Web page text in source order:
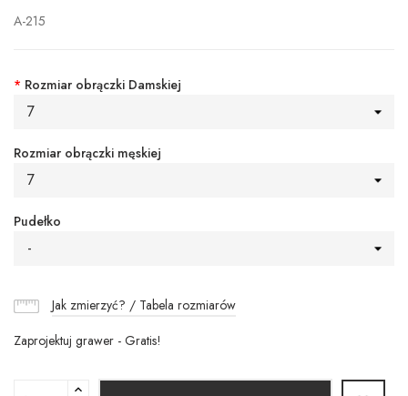
A-215
* Rozmiar obrączki Damskiej
7
Rozmiar obrączki męskiej
7
Pudełko
-
Jak zmierzyć? / Tabela rozmiarów
Zaprojektuj grawer - Gratis!